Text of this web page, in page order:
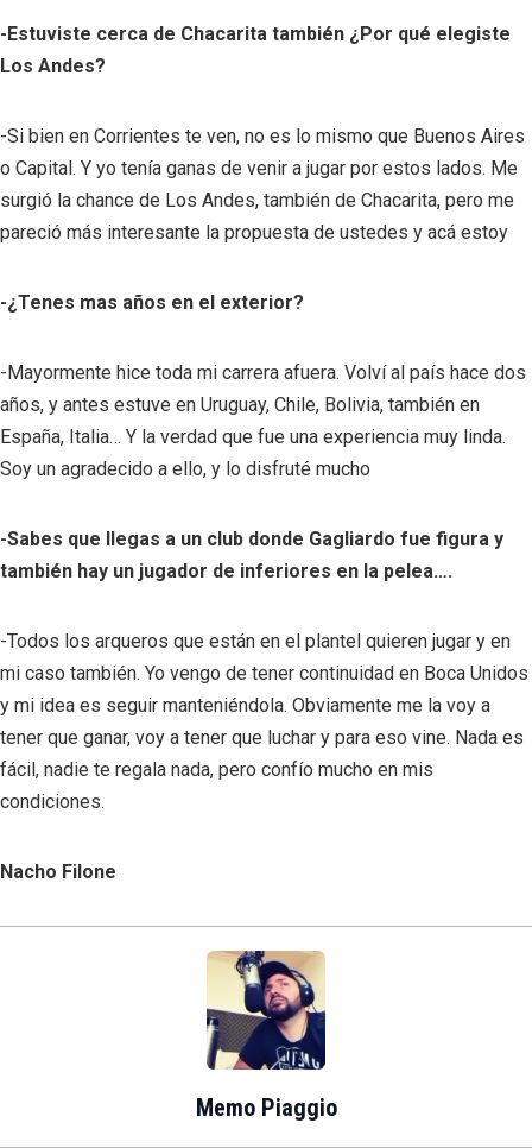
-Estuviste cerca de Chacarita también ¿Por qué elegiste
Los Andes?
-Si bien en Corrientes te ven, no es lo mismo que Buenos Aires
o Capital. Y yo tenía ganas de venir a jugar por estos lados. Me
surgió la chance de Los Andes, también de Chacarita, pero me
pareció más interesante la propuesta de ustedes y acá estoy
-¿Tenes mas años en el exterior?
-Mayormente hice toda mi carrera afuera. Volví al país hace dos
años, y antes estuve en Uruguay, Chile, Bolivia, también en
España, Italia… Y la verdad que fue una experiencia muy linda.
Soy un agradecido a ello, y lo disfruté mucho
-Sabes que llegas a un club donde Gagliardo fue figura y
también hay un jugador de inferiores en la pelea….
-Todos los arqueros que están en el plantel quieren jugar y en
mi caso también. Yo vengo de tener continuidad en Boca Unidos
y mi idea es seguir manteniéndola. Obviamente me la voy a
tener que ganar, voy a tener que luchar y para eso vine. Nada es
fácil, nadie te regala nada, pero confío mucho en mis
condiciones.
Nacho Filone
Memo Piaggio